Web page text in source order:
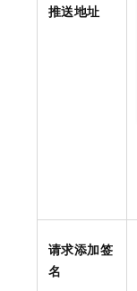
推送地址
请求添加签
名